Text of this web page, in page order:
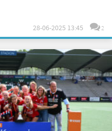
28-06-2025 13:45 2